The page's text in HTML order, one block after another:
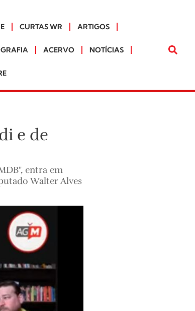
CURTAS WR ARTIGOS
ACERVO NOTÍCIAS
e de
entra em
Walter Alves